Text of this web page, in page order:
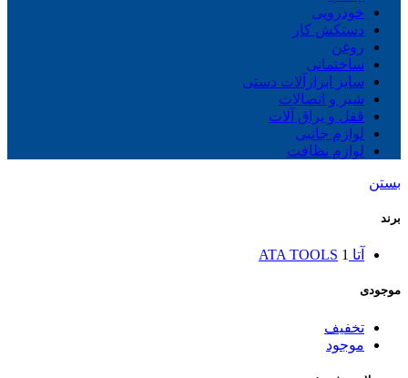
خودرویی
دستکش کار
روغن
ساختمانی
سایز ابزارآلات دستی
شیر و اتصالات
قفل و یراق آلات
لوازم جانبی
لوازم نظافت
بستن
برند
آتا ATA TOOLS 1
موجودی
تخفیف
موجود